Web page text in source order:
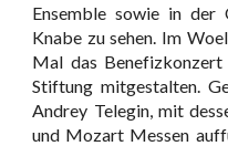
Ensemble sowie in der
Knabe zu sehen. Im
Mal das
Stiftung mitgestalten.
Andrey Telegin, mit
und Mozart Messen